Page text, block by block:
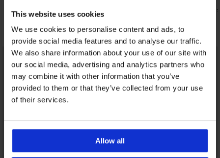
This website uses cookies
We use cookies to personalise content and ads, to
provide social media features and to analyse our traffic.
We also share information about your use of our site with
our social media, advertising and analytics partners who
may combine it with other information that you’ve
provided to them or that they’ve collected from your use
of their services.
Allow all
29,11 €
SUN20 kód:
Objavte podobné kúsky
LIMITED LIMITED